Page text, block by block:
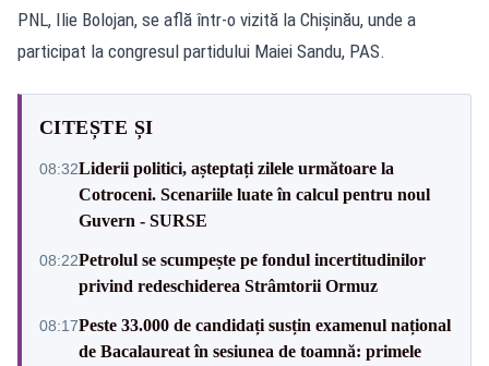
PNL, Ilie Bolojan, se află într-o vizită la Chișinău, unde a
participat la congresul partidului Maiei Sandu, PAS.
CITEȘTE ȘI
08:32Liderii politici, așteptați zilele următoare la
Cotroceni. Scenariile luate în calcul pentru noul
Guvern - SURSE
08:22Petrolul se scumpește pe fondul incertitudinilor
privind redeschiderea Strâmtorii Ormuz
08:17Peste 33.000 de candidați susțin examenul național
de Bacalaureat în sesiunea de toamnă: primele